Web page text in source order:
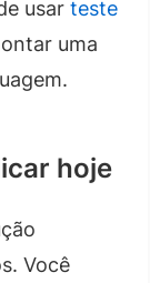
usar teste
uma
hoje
Você